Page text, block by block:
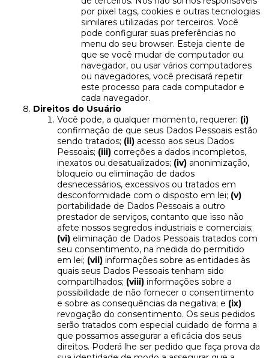
por pixel tags, cookies e outras tecnologias
similares utilizadas por terceiros. Você
pode configurar suas preferências no
menu do seu browser. Esteja ciente de
que se você mudar de computador ou
navegador, ou usar vários computadores
ou navegadores, você precisará repetir
este processo para cada computador e
cada navegador.
Direitos do Usuário
Você pode, a qualquer momento, requerer: (i)
confirmação de que seus Dados Pessoais estão
sendo tratados; (ii) acesso aos seus Dados
Pessoais; (iii) correções a dados incompletos,
inexatos ou desatualizados; (iv) anonimização,
bloqueio ou eliminação de dados
desnecessários, excessivos ou tratados em
desconformidade com o disposto em lei; (v)
portabilidade de Dados Pessoais a outro
prestador de serviços, contanto que isso não
afete nossos segredos industriais e comerciais;
(vi) eliminação de Dados Pessoais tratados com
seu consentimento, na medida do permitido
em lei; (vii) informações sobre as entidades às
quais seus Dados Pessoais tenham sido
compartilhados; (viii) informações sobre a
possibilidade de não fornecer o consentimento
e sobre as consequências da negativa; e (ix)
revogação do consentimento. Os seus pedidos
serão tratados com especial cuidado de forma a
que possamos assegurar a eficácia dos seus
direitos. Poderá lhe ser pedido que faça prova da